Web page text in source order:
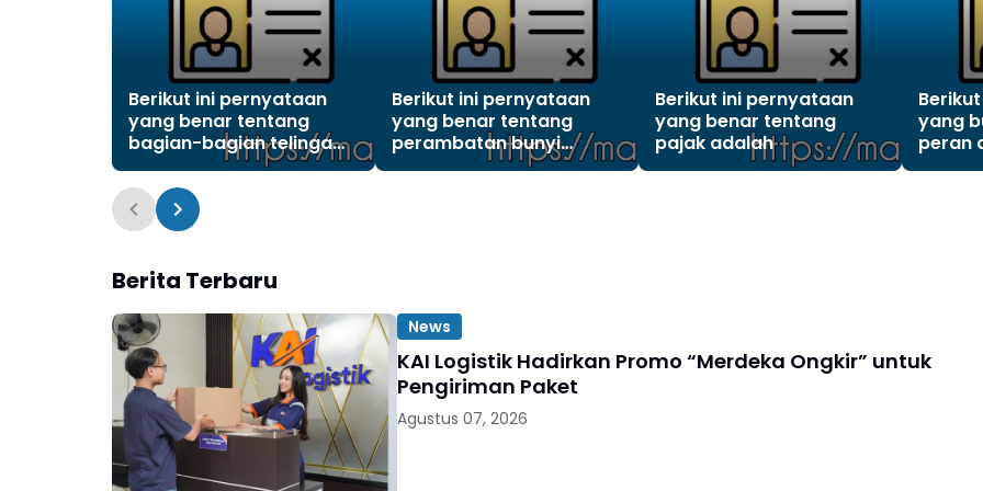
Berikut ini pernyataan
yang benar tentang
bagian-bagian telinga
adalah . . . .(boleh pilih
lebih dari satu)?
Berikut ini pernyataan
yang benar tentang
perambatan bunyi
adalah . . . .(boleh pilih
Berikut ini pernyataan
yang benar tentang
pajak adalah
yang
peran
Berita Terbaru
News
KAI Logistik Hadirkan Promo “Merdeka Ongkir” untuk
Pengiriman Paket
Agustus 07, 2026